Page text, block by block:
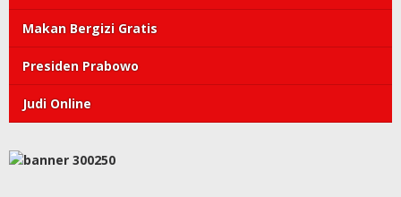
Makan Bergizi Gratis
Presiden Prabowo
Judi Online